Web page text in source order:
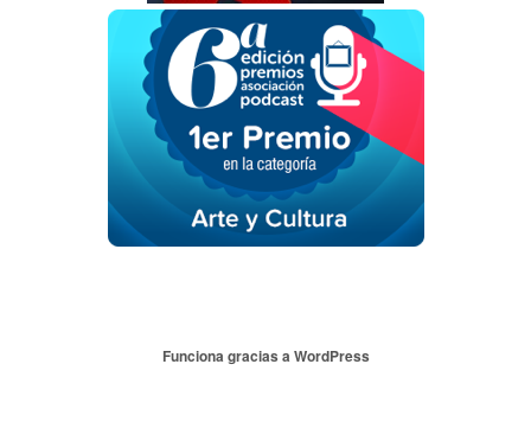
Funciona gracias a WordPress